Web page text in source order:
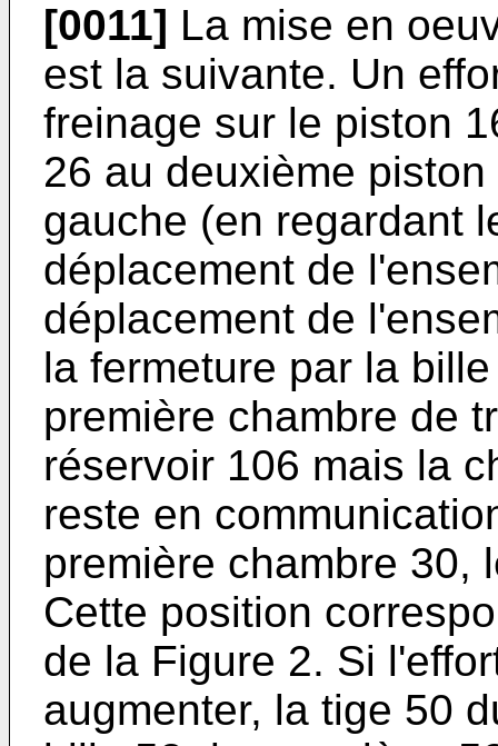
[0011] La mise en
est la suivante. Un
freinage sur le piston
26 au deuxième
gauche (en regardant
déplacement de
déplacement de
la fermeture par la
première chambre de
réservoir 106 mais la
reste en
première chambre 30,
Cette position
de la Figure 2. Si
augmenter, la tige 50